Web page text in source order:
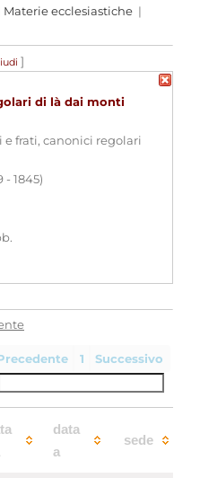
Materie ecclesiastiche |
]
di là dai monti
e frati, canonici regolari
- 1845)
1 Successivo
data
a
sede